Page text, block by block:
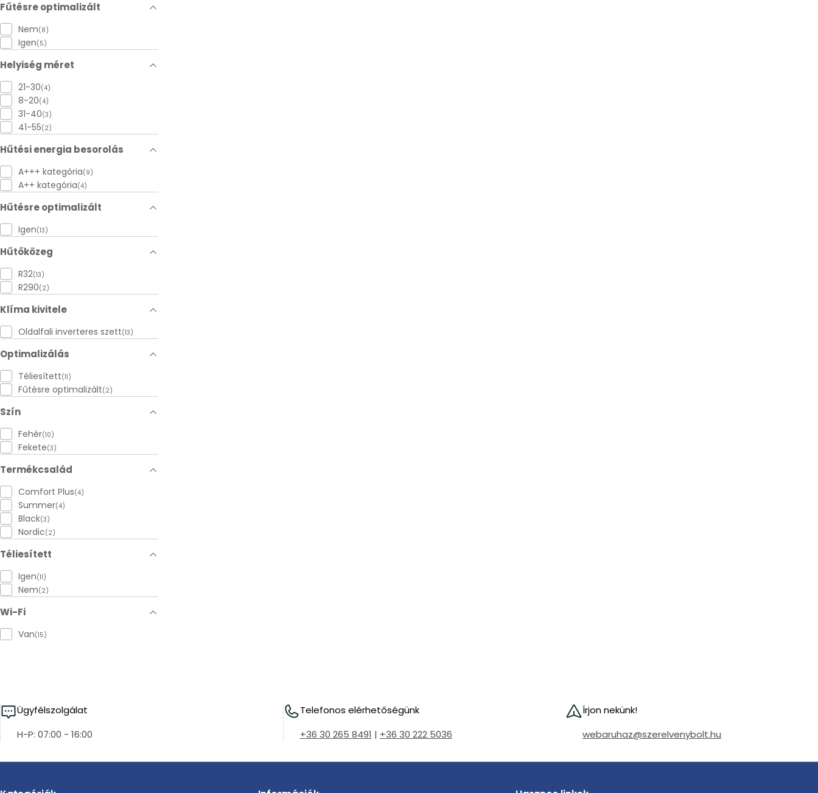
Fűtésre optimalizált
Nem(8)
Igen(5)
Helyiség méret
21-30(4)
8-20(4)
31-40(3)
41-55(2)
Hűtési energia besorolás
A+++ kategória(9)
A++ kategória(4)
Hűtésre optimalizált
Igen(13)
Hűtőközeg
R32(13)
R290(2)
Klíma kivitele
Oldalfali inverteres szett(13)
Optimalizálás
Téliesített(11)
Fűtésre optimalizált(2)
Szín
Fehér(10)
Fekete(3)
Termékcsalád
Comfort Plus(4)
Summer(4)
Black(3)
Nordic(2)
Téliesített
Igen(11)
Nem(2)
Wi-Fi
Van(15)
Ügyfélszolgálat
H-P: 07:00 - 16:00
Telefonos elérhetőségünk
+36 30 265 8491 | +36 30 222 5036
Írjon nekünk!
webaruhaz@szerelvenybolt.hu